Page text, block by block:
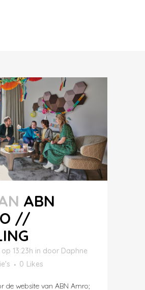
ABN
//
13:23h in door Daphne
0 Likes
de website van ABN Amro;